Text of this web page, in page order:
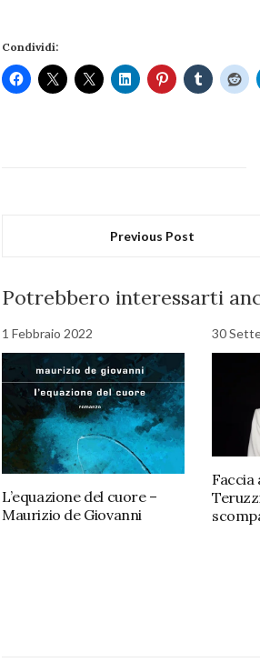
Condividi:
Previous Post
Potrebbero interessarti
1 Febbraio 2022
L’equazione del cuore –
Maurizio de Giovanni
30
Faccia